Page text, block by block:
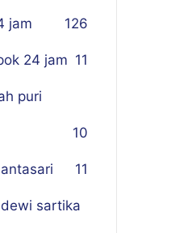
26
jam 1
24 jam 11
puri
10
11
sartika